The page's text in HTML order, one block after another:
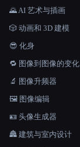
🌄 AI 艺术与插画
🎲 动画和 3D 建模
😎 化身
🔁 图像到图像的变化
🔬 图像升频器
🖼️ 图像编辑
🪪 头像生成器
🏯 建筑与室内设计